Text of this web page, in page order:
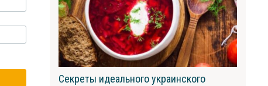
Секреты идеального украинского